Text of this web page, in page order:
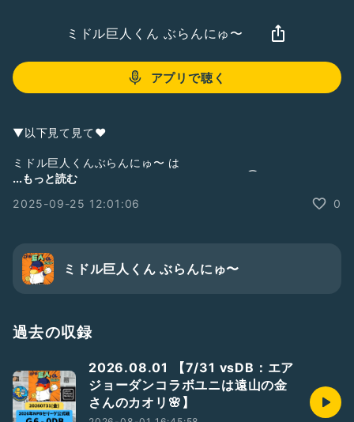
ミドル巨人くん ぶらんにゅ〜
アプリで聴く
▼以下見て見て❤︎
ミドル巨人くんぶらんにゅ〜 は
zaboのサポートポッドキャスト番組です。(③サポート)
【シン野球トーク】
https://podcasts.apple.com/jp/podcast/%E3%82%B7%E3
%83%B3%E9%87%8E%E7%90%83%E3%83%88%E3%83%
BC%E3%82%AF-
②サブポッドキャスト
▼
https://open.spotify.com/show/5N12MhN3jET7WOIdWa
04YW?si=69Z98lncRIeUTg_5ZiTWbA
...もっと読む
2025-09-25 12:01:06
0
ミドル巨人くん ぶらんにゅ〜
過去の収録
2026.08.01 【7/31 vsDB：エア
ジョーダンコラボユニは遠山の金
さんのカオリ🌸】